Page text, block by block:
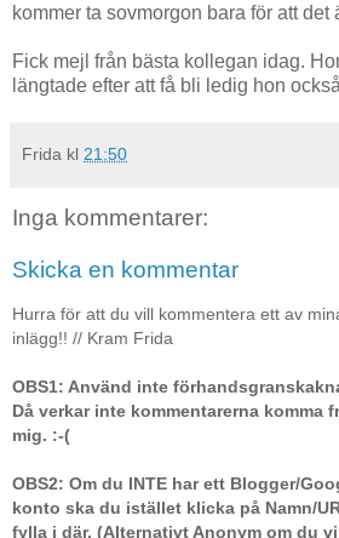
kommer ta sovmorgon bara för att det
Fick mejl från bästa kollegan idag.
längtade efter att få bli ledig hon
Frida kl 21:50
Inga kommentarer:
Skicka en kommentar
Hurra för att du vill kommentera ett av
inlägg!! // Kram Frida
OBS1: Använd inte
Då verkar inte kommentarerna komma
mig. :-(
OBS2: Om du INTE har ett Blogger/
konto ska du istället klicka på Namn/
fylla i där. (Alternativt Anonym om du